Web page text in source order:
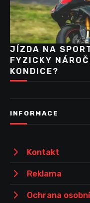
JÍZDA NA
FYZICKY
KONDICE?
INFORMACE
Kontakt
Reklama
Ochrana